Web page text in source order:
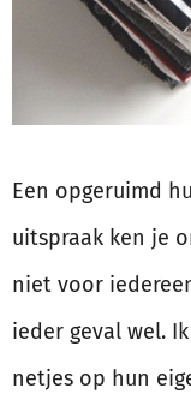
Een opgeruimd
uitspraak ken je
niet voor
ieder geval wel.
netjes op hun